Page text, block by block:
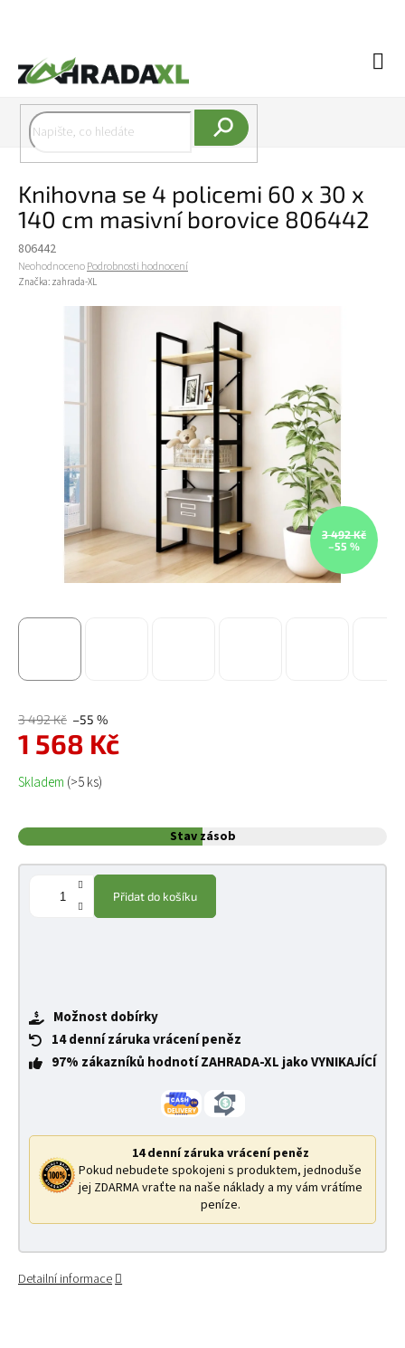
Knihovna se 4 policemi 60 x 30 x
140 cm masivní borovice 806442
806442
Průměrné hodnocení produktu je 0,0 z 5 hvězdiček.
NeohodnocenoPodrobnosti hodnocení
Značka: zahrada-XL
3 492 Kč
–55 %
3 492 Kč –55 %
1 568 Kč
Měrná cena:
Skladem (>5 ks)
Stav zásob
Přidat do košíku
Možnost dobírky
14 denní záruka vrácení peněz
97% zákazníků hodnotí ZAHRADA-XL jako VYNIKAJÍCÍ
14 denní záruka vrácení peněz
Pokud nebudete spokojeni s produktem, jednoduše
jej ZDARMA vraťte na naše náklady a my vám vrátíme
peníze.
Detailní informace